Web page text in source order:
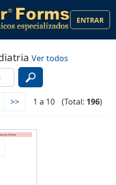
ENTRAR
Ver todos
>> 1 a 10 (Total: 196)